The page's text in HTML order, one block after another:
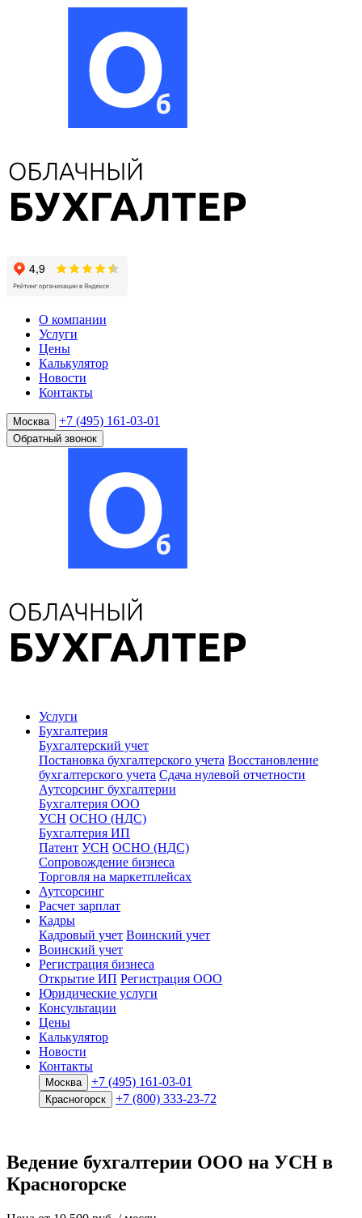
О компании
Услуги
Цены
Калькулятор
Новости
Контакты
Москва +7 (495) 161-03-01
Обратный звонок
Услуги
Бухгалтерия
Бухгалтерский учет
Постановка бухгалтерского учета Восстановление
бухгалтерского учета Сдача нулевой отчетности
Аутсорсинг бухгалтерии
Бухгалтерия ООО
УСН ОСНО (НДС)
Бухгалтерия ИП
Патент УСН ОСНО (НДС)
Сопровождение бизнеса
Торговля на маркетплейсах
Аутсорсинг
Расчет зарплат
Кадры
Кадровый учет Воинский учет
Воинский учет
Регистрация бизнеса
Открытие ИП Регистрация ООО
Юридические услуги
Консультации
Цены
Калькулятор
Новости
Контакты
Москва +7 (495) 161-03-01
Красногорск +7 (800) 333-23-72
Ведение бухгалтерии ООО на УСН в
Красногорске